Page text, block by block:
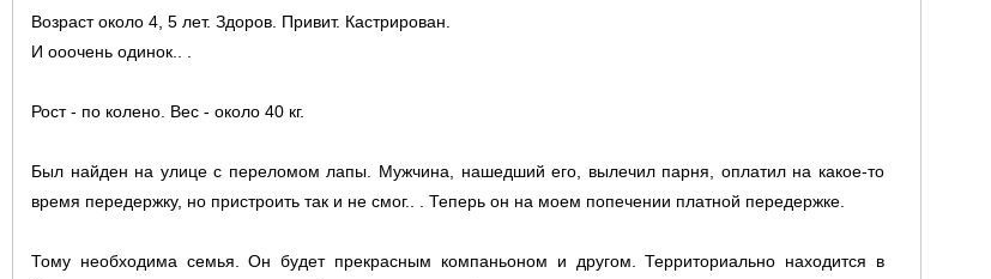
Возраст около 4, 5 лет. Здоров. Привит. Кастрирован.
И ооочень одинок.. .
Рост - по колено. Вес - около 40 кг.
Был найден на улице с переломом лапы. Мужчина, нашедший его, вылечил парня, оплатил на какое-то
время передержку, но пристроить так и не смог.. . Теперь он на моем попечении платной передержке.
Тому необходима семья. Он будет прекрасным компаньоном и другом. Территориально находится в